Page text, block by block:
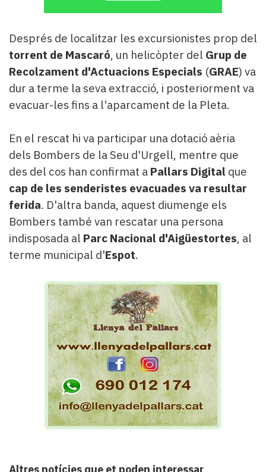
Després de localitzar les excursionistes prop del
torrent de Mascaró, un helicòpter del Grup de
Recolzament d'Actuacions Especials (GRAE) va
dur a terme la seva extracció, i posteriorment va
evacuar-les fins a l'aparcament de la Pleta.
En el rescat hi va participar una dotació aèria
dels Bombers de la Seu d'Urgell, mentre que
des del cos han confirmat a Pallars Digital que
cap de les senderistes evacuades va resultar
ferida. D'altra banda, aquest diumenge els
Bombers també van rescatar una persona
indisposada al Parc Nacional d'Aigüestortes, al
terme municipal d'Espot.
Altres notícies que et poden interessar